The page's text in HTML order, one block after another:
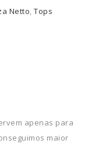
Netto, Tops
apenas para
maior